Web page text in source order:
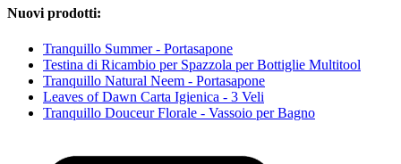
Nuovi prodotti:
Tranquillo Summer - Portasapone
Testina di Ricambio per Spazzola per Bottiglie Multitool
Tranquillo Natural Neem - Portasapone
Leaves of Dawn Carta Igienica - 3 Veli
Tranquillo Douceur Florale - Vassoio per Bagno